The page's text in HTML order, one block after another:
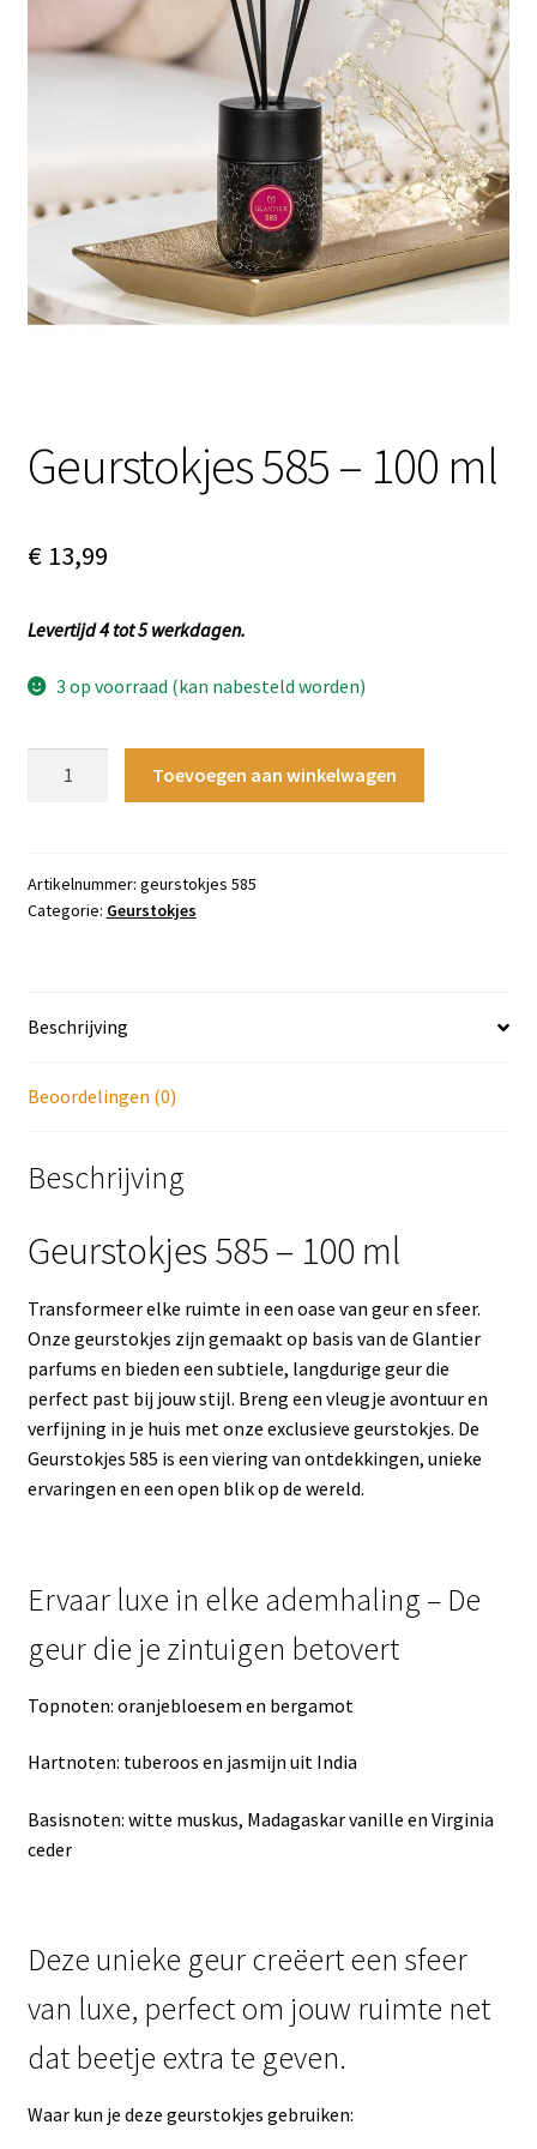
Afspraak maken
Geurstokjes 585 – 100 ml
€13,99
Levertijd 4 tot 5 werkdagen.
3 op voorraad (kan nabesteld worden)
ml
aantal
Toevoegen aan winkelwagen
Artikelnummer: geurstokjes 585
Categorie: Geurstokjes
Beschrijving
Beoordelingen (0)
Beschrijving
Geurstokjes 585 – 100 ml
Transformeer elke ruimte in een oase van geur en sfeer.
Onze geurstokjes zijn gemaakt op basis van de Glantier
parfums en bieden een subtiele, langdurige geur die
perfect past bij jouw stijl. Breng een vleugje avontuur en
verfijning in je huis met onze exclusieve geurstokjes. De
Geurstokjes 585 is een viering van ontdekkingen, unieke
ervaringen en een open blik op de wereld.
Ervaar luxe in elke ademhaling – De
geur die je zintuigen betovert
Topnoten: oranjebloesem en bergamot
Hartnoten: tuberoos en jasmijn uit India
Basisnoten: witte muskus, Madagaskar vanille en Virginia
ceder
Deze unieke geur creëert een sfeer
van luxe, perfect om jouw ruimte net
dat beetje extra te geven.
Waar kun je deze geurstokjes gebruiken: